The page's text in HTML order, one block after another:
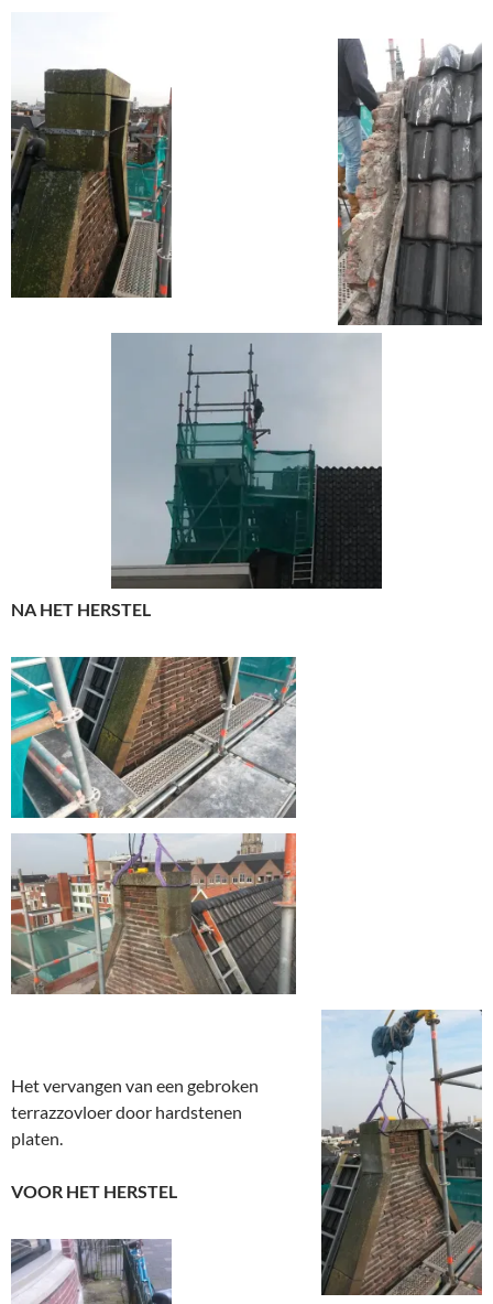
NA HET HERSTEL
Het vervangen van een gebroken
terrazzovloer door hardstenen
platen.
VOOR HET HERSTEL